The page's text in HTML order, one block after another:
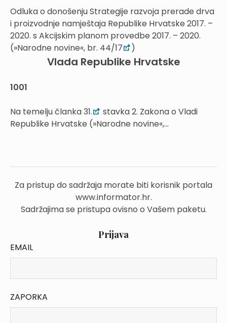
Odluka o donošenju Strategije razvoja prerade drva
i proizvodnje namještaja Republike Hrvatske 2017. –
2020. s Akcijskim planom provedbe 2017. – 2020.
(»Narodne novine«, br. 44/17
)
Vlada Republike Hrvatske
1001
Na temelju članka 31.
stavka 2. Zakona o Vladi
Republike Hrvatske (»Narodne novine«,...
Za pristup do sadržaja morate biti korisnik portala
www.informator.hr.
Sadržajima se pristupa ovisno o Vašem paketu.
Prijava
EMAIL
ZAPORKA